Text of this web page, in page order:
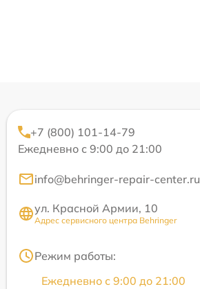
+7 (800) 101-14-79
Ежедневно с 9:00 до 21:00
info@behringer-repair-center.ru
ул. Красной Армии, 10
Адрес сервисного центра Behringer
Режим работы:
Ежедневно с 9:00 до 21:00